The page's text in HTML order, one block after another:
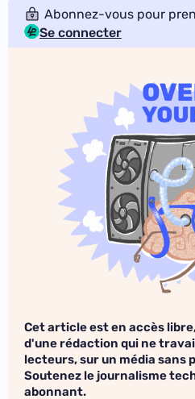
Abonnez-vous pour
Se connecter
Cet article est en accès
d'une rédaction qui ne
lecteurs, sur un média sans
Soutenez le journalisme
abonnant.